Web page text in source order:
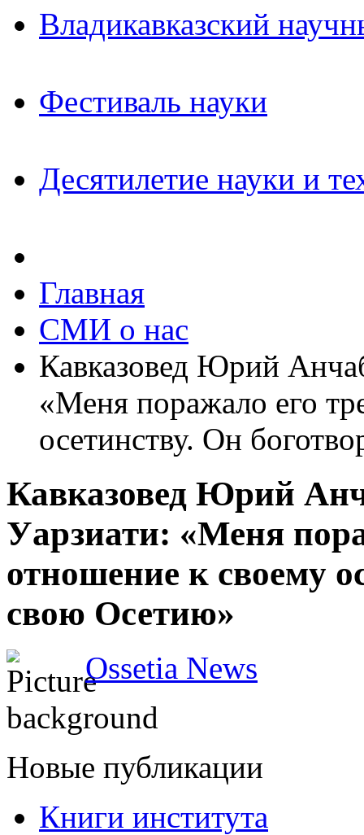
Владикавказский
Фестиваль науки
Десятилетие науки и
Главная
СМИ о нас
Кавказовед Юрий
«Меня поражало его
осетинству. Он
Кавказовед Юрий
Уарзиати: «Меня
отношение к своему
свою Осетию»
Ossetia News
Новые публикации
Книги института